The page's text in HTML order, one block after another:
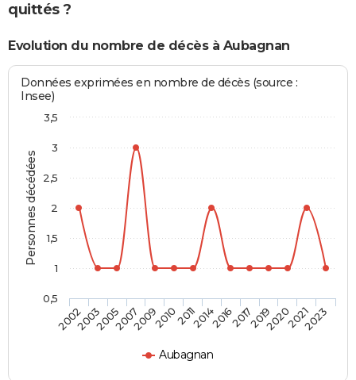
quittés ?
Evolution du nombre de décès à Aubagnan
Personnes décédées
Données exprimées en nombre de décès (source :
Insee)
Aubagnan
20022003200520072009201020112014201620172019202020212023
0,5
1
1,5
2
2,5
3
3,5